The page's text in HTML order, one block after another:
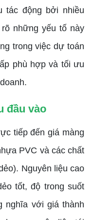
tác động bởi nhiều
những yếu tố này
trong việc dự toán
phù hợp và tối ưu
đầu vào
tiếp đến giá màng
PVC và các chất
Nguyên liệu cao
tốt, độ trong suốt
nghĩa với giá thành